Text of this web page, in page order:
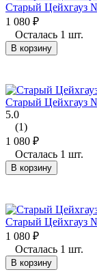
Старый Цейхгауз
1 080 ₽
Осталась 1 шт.
В корзину
Старый Цейхгауз
5.0
(1)
1 080 ₽
Осталась 1 шт.
В корзину
Старый Цейхгауз
1 080 ₽
Осталась 1 шт.
В корзину